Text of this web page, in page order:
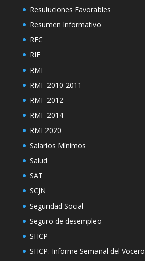
Resuluciones Favorables
Resumen Informativo
RFC
RIF
RMF
RMF 2010-2011
RMF 2012
RMF 2014
RMF2020
Salarios Mínimos
Salud
SAT
SCJN
Seguridad Social
Seguro de desempleo
SHCP
SHCP: Informe Semanal del Vocero